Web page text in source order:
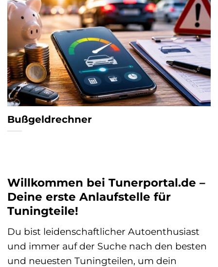
Bußgeldrechner
Willkommen bei Tunerportal.de –
Deine erste Anlaufstelle für
Tuningteile!
Du bist leidenschaftlicher Autoenthusiast
und immer auf der Suche nach den besten
und neuesten Tuningteilen, um dein